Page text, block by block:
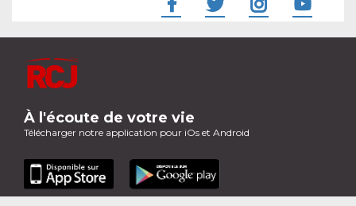
À l'écoute de votre vie
Télécharger notre application pour iOs et Android